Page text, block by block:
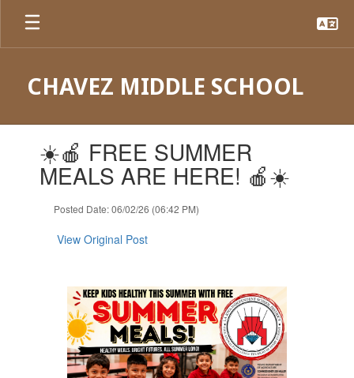
main
CHAVEZ MIDDLE SCHOOL
☀️🍎 FREE SUMMER
MEALS ARE HERE! 🍎☀️
Posted Date: 06/02/26 (06:42 PM)
View Original Post